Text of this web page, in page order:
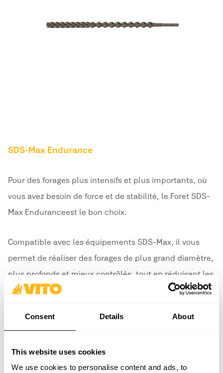
Consent Details About
This website uses cookies
We use cookies to personalise content and ads, to
SDS-Max Endurance
Pour des forages plus intensifs et plus importants, où
vous avez besoin de force et de stabilité, le Foret SDS-
Max Endurance est le bon choix.
Compatible avec les équipements SDS-Max, il vous
permet de réaliser des forages de plus grand diamètre,
plus profonds et mieux contrôlés, tout en réduisant les
vibrations et en améliorant votre confort d'utilisation.